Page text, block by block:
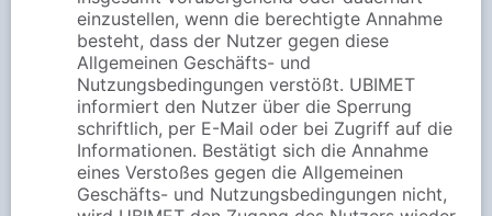
einzustellen, wenn die berechtigte Annahme
besteht, dass der Nutzer gegen diese
Allgemeinen Geschäfts- und
Nutzungsbedingungen verstößt. UBIMET
informiert den Nutzer über die Sperrung
schriftlich, per E-Mail oder bei Zugriff auf die
Informationen. Bestätigt sich die Annahme
eines Verstoßes gegen die Allgemeinen
Geschäfts- und Nutzungsbedingungen nicht,